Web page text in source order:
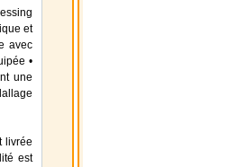
et
avec
•
une
livrée
est